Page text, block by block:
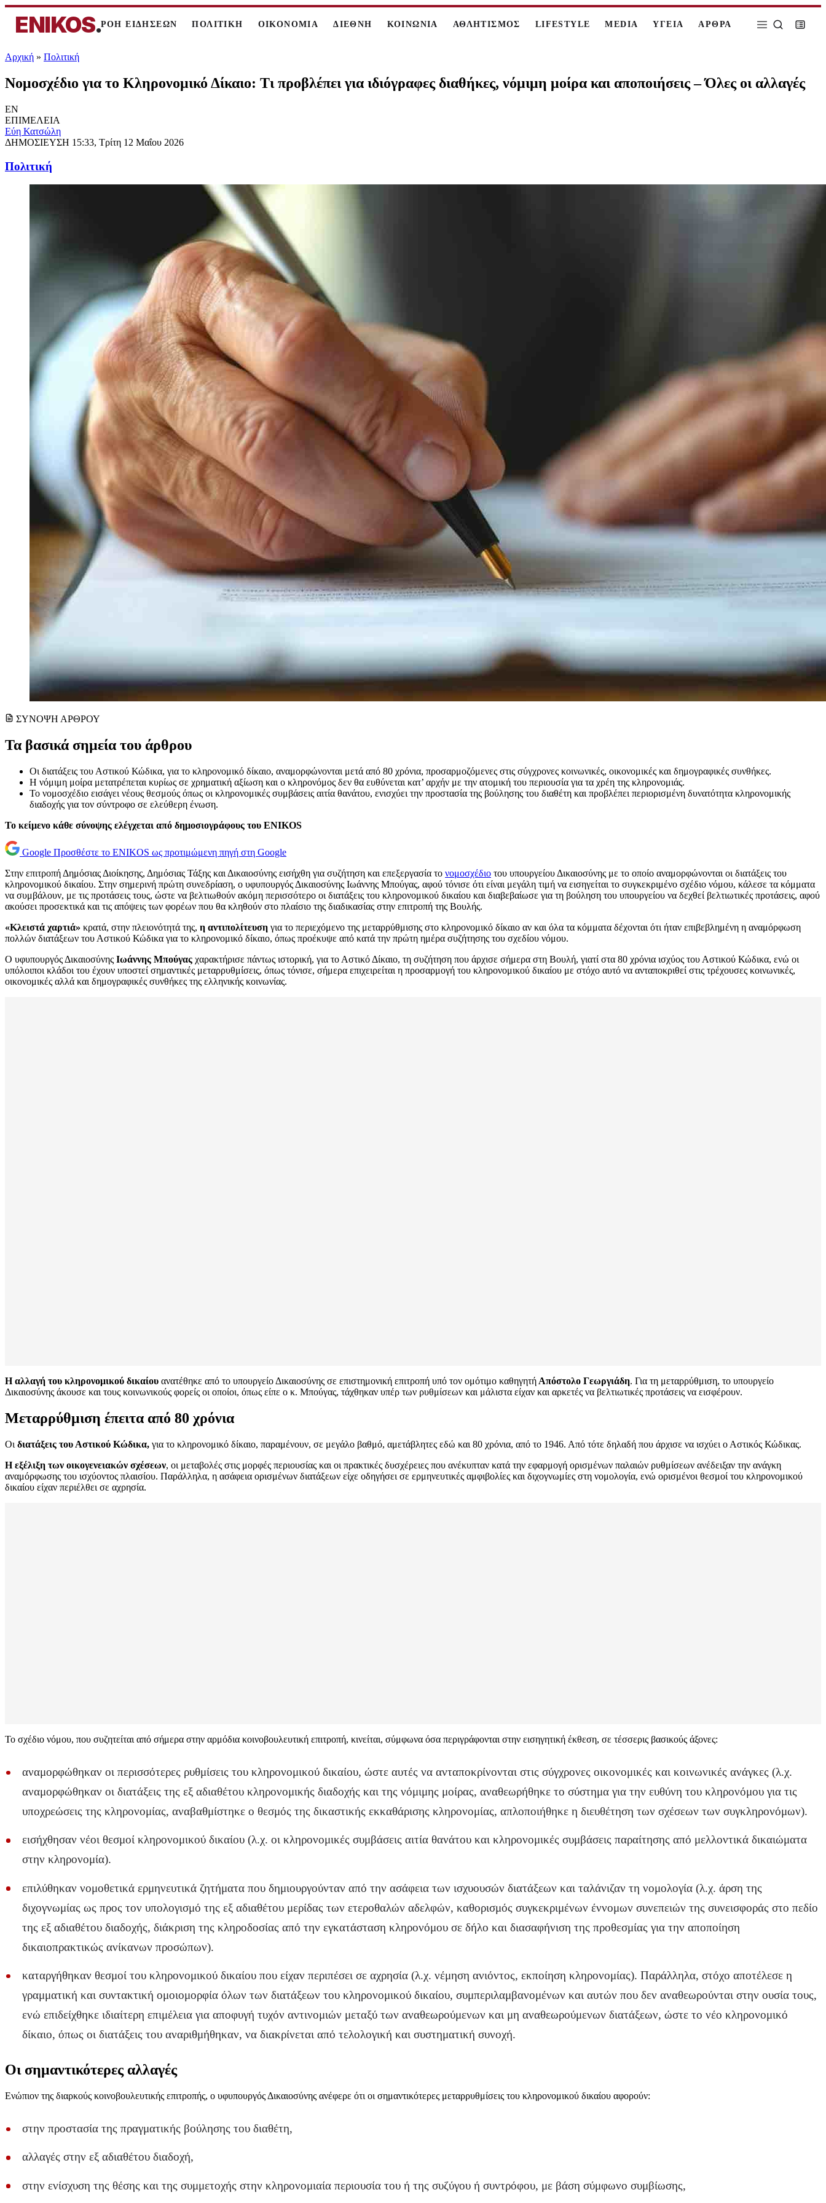
ENIKOS.ΡΟΗ ΕΙΔΗΣΕΩΝ ΠΟΛΙΤΙΚΗ ΟΙΚΟΝΟΜΙΑ ΔΙΕΘΝΗ ΚΟΙΝΩΝΙΑ ΑΘΛΗΤΙΣΜΟΣ LIFESTYLE MEDIA ΥΓΕΙΑ ΑΡΘΡΑ
Αρχική » Πολιτική
Νομοσχέδιο για το Κληρονομικό Δίκαιο: Τι προβλέπει για ιδιόγραφες διαθήκες, νόμιμη μοίρα και αποποιήσεις – Όλες οι αλλαγές
EN
ΕΠΙΜΕΛΕΙΑ
Εύη Κατσώλη
ΔΗΜΟΣΙΕΥΣΗ 15:33, Τρίτη 12 Μαΐου 2026
Πολιτική
ΣΥΝΟΨΗ ΑΡΘΡΟΥ
Τα βασικά σημεία του άρθρου
Οι διατάξεις του Αστικού Κώδικα, για το κληρονομικό δίκαιο, αναμορφώνονται μετά από 80 χρόνια, προσαρμοζόμενες στις σύγχρονες κοινωνικές, οικονομικές και δημογραφικές συνθήκες.
Η νόμιμη μοίρα μετατρέπεται κυρίως σε χρηματική αξίωση και ο κληρονόμος δεν θα ευθύνεται κατ’ αρχήν με την ατομική του περιουσία για τα χρέη της κληρονομιάς.
Το νομοσχέδιο εισάγει νέους θεσμούς όπως οι κληρονομικές συμβάσεις αιτία θανάτου, ενισχύει την προστασία της βούλησης του διαθέτη και προβλέπει περιορισμένη δυνατότητα κληρονομικής
διαδοχής για τον σύντροφο σε ελεύθερη ένωση.
Το κείμενο κάθε σύνοψης ελέγχεται από δημοσιογράφους του ENIKOS
Google Προσθέστε το ENIKOS ως προτιμώμενη πηγή στη Google
Στην επιτροπή Δημόσιας Διοίκησης, Δημόσιας Τάξης και Δικαιοσύνης εισήχθη για συζήτηση και επεξεργασία το νομοσχέδιο του υπουργείου Δικαιοσύνης με το οποίο αναμορφώνονται οι διατάξεις του
κληρονομικού δικαίου. Στην σημερινή πρώτη συνεδρίαση, ο υφυπουργός Δικαιοσύνης Ιωάννης Μπούγας, αφού τόνισε ότι είναι μεγάλη τιμή να εισηγείται το συγκεκριμένο σχέδιο νόμου, κάλεσε τα κόμματα
να συμβάλουν, με τις προτάσεις τους, ώστε να βελτιωθούν ακόμη περισσότερο οι διατάξεις του κληρονομικού δικαίου και διαβεβαίωσε για τη βούληση του υπουργείου να δεχθεί βελτιωτικές προτάσεις, αφού
ακούσει προσεκτικά και τις απόψεις των φορέων που θα κληθούν στο πλαίσιο της διαδικασίας στην επιτροπή της Βουλής.
«Κλειστά χαρτιά» κρατά, στην πλειονότητά της, η αντιπολίτευση για το περιεχόμενο της μεταρρύθμισης στο κληρονομικό δίκαιο αν και όλα τα κόμματα δέχονται ότι ήταν επιβεβλημένη η αναμόρφωση
πολλών διατάξεων του Αστικού Κώδικα για το κληρονομικό δίκαιο, όπως προέκυψε από κατά την πρώτη ημέρα συζήτησης του σχεδίου νόμου.
Ο υφυπουργός Δικαιοσύνης Ιωάννης Μπούγας χαρακτήρισε πάντως ιστορική, για το Αστικό Δίκαιο, τη συζήτηση που άρχισε σήμερα στη Βουλή, γιατί στα 80 χρόνια ισχύος του Αστικού Κώδικα, ενώ οι
υπόλοιποι κλάδοι του έχουν υποστεί σημαντικές μεταρρυθμίσεις, όπως τόνισε, σήμερα επιχειρείται η προσαρμογή του κληρονομικού δικαίου με στόχο αυτό να ανταποκριθεί στις τρέχουσες κοινωνικές,
οικονομικές αλλά και δημογραφικές συνθήκες της ελληνικής κοινωνίας.
Η αλλαγή του κληρονομικού δικαίου ανατέθηκε από το υπουργείο Δικαιοσύνης σε επιστημονική επιτροπή υπό τον ομότιμο καθηγητή Απόστολο Γεωργιάδη. Για τη μεταρρύθμιση, το υπουργείο
Δικαιοσύνης άκουσε και τους κοινωνικούς φορείς οι οποίοι, όπως είπε ο κ. Μπούγας, τάχθηκαν υπέρ των ρυθμίσεων και μάλιστα είχαν και αρκετές να βελτιωτικές προτάσεις να εισφέρουν.
Μεταρρύθμιση έπειτα από 80 χρόνια
Οι διατάξεις του Αστικού Κώδικα, για το κληρονομικό δίκαιο, παραμένουν, σε μεγάλο βαθμό, αμετάβλητες εδώ και 80 χρόνια, από το 1946. Από τότε δηλαδή που άρχισε να ισχύει ο Αστικός Κώδικας.
Η εξέλιξη των οικογενειακών σχέσεων, οι μεταβολές στις μορφές περιουσίας και οι πρακτικές δυσχέρειες που ανέκυπταν κατά την εφαρμογή ορισμένων παλαιών ρυθμίσεων ανέδειξαν την ανάγκη
αναμόρφωσης του ισχύοντος πλαισίου. Παράλληλα, η ασάφεια ορισμένων διατάξεων είχε οδηγήσει σε ερμηνευτικές αμφιβολίες και διχογνωμίες στη νομολογία, ενώ ορισμένοι θεσμοί του κληρονομικού
δικαίου είχαν περιέλθει σε αχρησία.
Το σχέδιο νόμου, που συζητείται από σήμερα στην αρμόδια κοινοβουλευτική επιτροπή, κινείται, σύμφωνα όσα περιγράφονται στην εισηγητική έκθεση, σε τέσσερις βασικούς άξονες:
αναμορφώθηκαν οι περισσότερες ρυθμίσεις του κληρονομικού δικαίου, ώστε αυτές να ανταποκρίνονται στις σύγχρονες οικονομικές και κοινωνικές ανάγκες (λ.χ.
αναμορφώθηκαν οι διατάξεις της εξ αδιαθέτου κληρονομικής διαδοχής και της νόμιμης μοίρας, αναθεωρήθηκε το σύστημα για την ευθύνη του κληρονόμου για τις
υποχρεώσεις της κληρονομίας, αναβαθμίστηκε ο θεσμός της δικαστικής εκκαθάρισης κληρονομίας, απλοποιήθηκε η διευθέτηση των σχέσεων των συγκληρονόμων).
εισήχθησαν νέοι θεσμοί κληρονομικού δικαίου (λ.χ. οι κληρονομικές συμβάσεις αιτία θανάτου και κληρονομικές συμβάσεις παραίτησης από μελλοντικά δικαιώματα
στην κληρονομία).
επιλύθηκαν νομοθετικά ερμηνευτικά ζητήματα που δημιουργούνταν από την ασάφεια των ισχυουσών διατάξεων και ταλάνιζαν τη νομολογία (λ.χ. άρση της
διχογνωμίας ως προς τον υπολογισμό της εξ αδιαθέτου μερίδας των ετεροθαλών αδελφών, καθορισμός συγκεκριμένων έννομων συνεπειών της συνεισφοράς στο πεδίο
της εξ αδιαθέτου διαδοχής, διάκριση της κληροδοσίας από την εγκατάσταση κληρονόμου σε δήλο και διασαφήνιση της προθεσμίας για την αποποίηση
δικαιοπρακτικώς ανίκανων προσώπων).
καταργήθηκαν θεσμοί του κληρονομικού δικαίου που είχαν περιπέσει σε αχρησία (λ.χ. νέμηση ανιόντος, εκποίηση κληρονομίας). Παράλληλα, στόχο αποτέλεσε η
γραμματική και συντακτική ομοιομορφία όλων των διατάξεων του κληρονομικού δικαίου, συμπεριλαμβανομένων και αυτών που δεν αναθεωρούνται στην ουσία τους,
ενώ επιδείχθηκε ιδιαίτερη επιμέλεια για αποφυγή τυχόν αντινομιών μεταξύ των αναθεωρούμενων και μη αναθεωρούμενων διατάξεων, ώστε το νέο κληρονομικό
δίκαιο, όπως οι διατάξεις του αναριθμήθηκαν, να διακρίνεται από τελολογική και συστηματική συνοχή.
Οι σημαντικότερες αλλαγές
Ενώπιον της διαρκούς κοινοβουλευτικής επιτροπής, ο υφυπουργός Δικαιοσύνης ανέφερε ότι οι σημαντικότερες μεταρρυθμίσεις του κληρονομικού δικαίου αφορούν:
στην προστασία της πραγματικής βούλησης του διαθέτη,
αλλαγές στην εξ αδιαθέτου διαδοχή,
στην ενίσχυση της θέσης και της συμμετοχής στην κληρονομιαία περιουσία του ή της συζύγου ή συντρόφου, με βάση σύμφωνο συμβίωσης,